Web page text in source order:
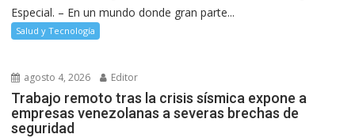
Especial. – En un mundo donde gran parte...
Salud y Tecnología
agosto 4, 2026 Editor
Trabajo remoto tras la crisis sísmica expone a
empresas venezolanas a severas brechas de
seguridad